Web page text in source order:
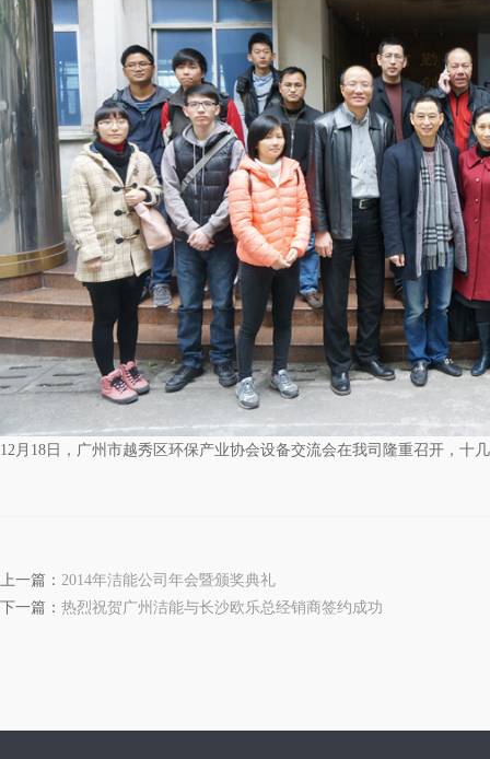
12月18日，广州市越秀区环保产业协会设备交流会在我司隆重召开，十
上一篇： 2014年洁能公司年会暨颁奖典礼
下一篇： 热烈祝贺广州洁能与长沙欧乐总经销商签约成功